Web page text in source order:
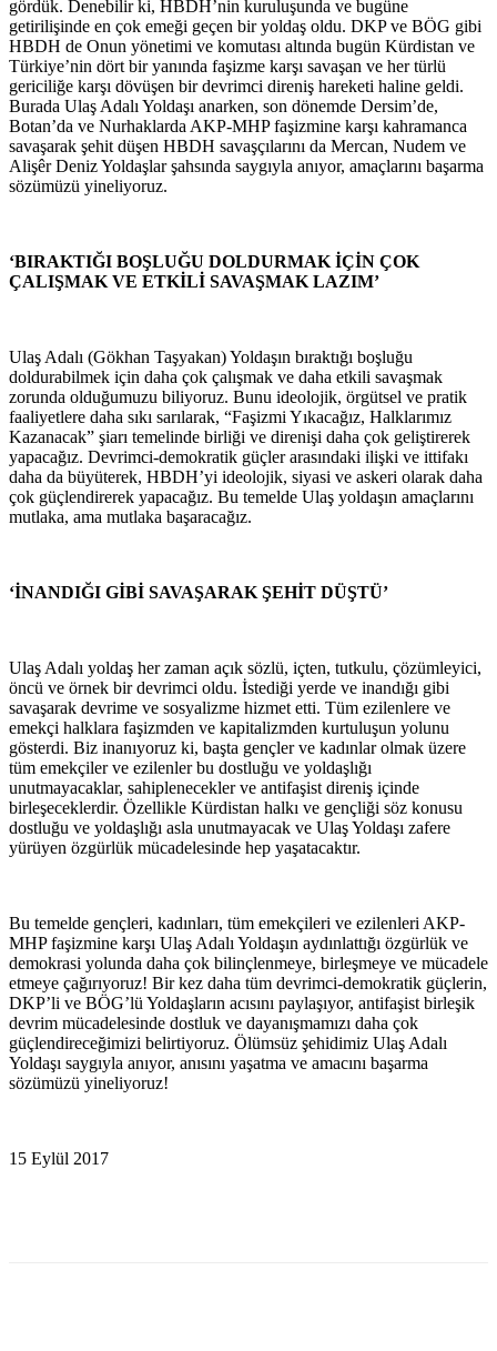
gördük. Denebilir ki, HBDH’nin kuruluşunda ve bugüne
getirilişinde en çok emeği geçen bir yoldaş oldu. DKP ve BÖG gibi
HBDH de Onun yönetimi ve komutası altında bugün Kürdistan ve
Türkiye’nin dört bir yanında faşizme karşı savaşan ve her türlü
gericiliğe karşı dövüşen bir devrimci direniş hareketi haline geldi.
Burada Ulaş Adalı Yoldaşı anarken, son dönemde Dersim’de,
Botan’da ve Nurhaklarda AKP-MHP faşizmine karşı kahramanca
savaşarak şehit düşen HBDH savaşçılarını da Mercan, Nudem ve
Alişêr Deniz Yoldaşlar şahsında saygıyla anıyor, amaçlarını başarma
sözümüzü yineliyoruz.
‘BIRAKTIĞI BOŞLUĞU DOLDURMAK İÇİN ÇOK
ÇALIŞMAK VE ETKİLİ SAVAŞMAK LAZIM’
Ulaş Adalı (Gökhan Taşyakan) Yoldaşın bıraktığı boşluğu
doldurabilmek için daha çok çalışmak ve daha etkili savaşmak
zorunda olduğumuzu biliyoruz. Bunu ideolojik, örgütsel ve pratik
faaliyetlere daha sıkı sarılarak, “Faşizmi Yıkacağız, Halklarımız
Kazanacak” şiarı temelinde birliği ve direnişi daha çok geliştirerek
yapacağız. Devrimci-demokratik güçler arasındaki ilişki ve ittifakı
daha da büyüterek, HBDH’yi ideolojik, siyasi ve askeri olarak daha
çok güçlendirerek yapacağız. Bu temelde Ulaş yoldaşın amaçlarını
mutlaka, ama mutlaka başaracağız.
‘İNANDIĞI GİBİ SAVAŞARAK ŞEHİT DÜŞTÜ’
Ulaş Adalı yoldaş her zaman açık sözlü, içten, tutkulu, çözümleyici,
öncü ve örnek bir devrimci oldu. İstediği yerde ve inandığı gibi
savaşarak devrime ve sosyalizme hizmet etti. Tüm ezilenlere ve
emekçi halklara faşizmden ve kapitalizmden kurtuluşun yolunu
gösterdi. Biz inanıyoruz ki, başta gençler ve kadınlar olmak üzere
tüm emekçiler ve ezilenler bu dostluğu ve yoldaşlığı
unutmayacaklar, sahiplenecekler ve antifaşist direniş içinde
birleşeceklerdir. Özellikle Kürdistan halkı ve gençliği söz konusu
dostluğu ve yoldaşlığı asla unutmayacak ve Ulaş Yoldaşı zafere
yürüyen özgürlük mücadelesinde hep yaşatacaktır.
Bu temelde gençleri, kadınları, tüm emekçileri ve ezilenleri AKP-
MHP faşizmine karşı Ulaş Adalı Yoldaşın aydınlattığı özgürlük ve
demokrasi yolunda daha çok bilinçlenmeye, birleşmeye ve mücadele
etmeye çağırıyoruz! Bir kez daha tüm devrimci-demokratik güçlerin,
DKP’li ve BÖG’lü Yoldaşların acısını paylaşıyor, antifaşist birleşik
devrim mücadelesinde dostluk ve dayanışmamızı daha çok
güçlendireceğimizi belirtiyoruz. Ölümsüz şehidimiz Ulaş Adalı
Yoldaşı saygıyla anıyor, anısını yaşatma ve amacını başarma
sözümüzü yineliyoruz!
15 Eylül 2017